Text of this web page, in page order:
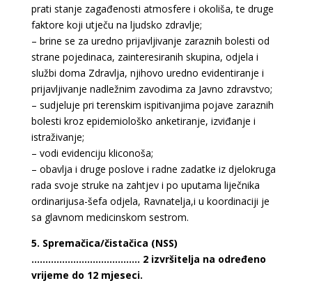
prati stanje zagađenosti atmosfere i okoliša, te druge
faktore koji utječu na ljudsko zdravlje;
– brine se za uredno prijavljivanje zaraznih bolesti od
strane pojedinaca, zainteresiranih skupina, odjela i
službi doma Zdravlja, njihovo uredno evidentiranje i
prijavljivanje nadležnim zavodima za Javno zdravstvo;
– sudjeluje pri terenskim ispitivanjima pojave zaraznih
bolesti kroz epidemiološko anketiranje, izviđanje i
istraživanje;
– vodi evidenciju kliconoša;
– obavlja i druge poslove i radne zadatke iz djelokruga
rada svoje struke na zahtjev i po uputama liječnika
ordinarijusa-šefa odjela, Ravnatelja,i u koordinaciji je
sa glavnom medicinskom sestrom.
5. Spremačica/čistačica (NSS)
………………………………… 2 izvršitelja na određeno
vrijeme do 12 mjeseci.